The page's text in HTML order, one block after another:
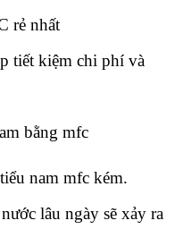
rẻ nhất
tiết kiệm chi phí và
bằng mfc
nam mfc kém.
lâu ngày sẽ xảy ra